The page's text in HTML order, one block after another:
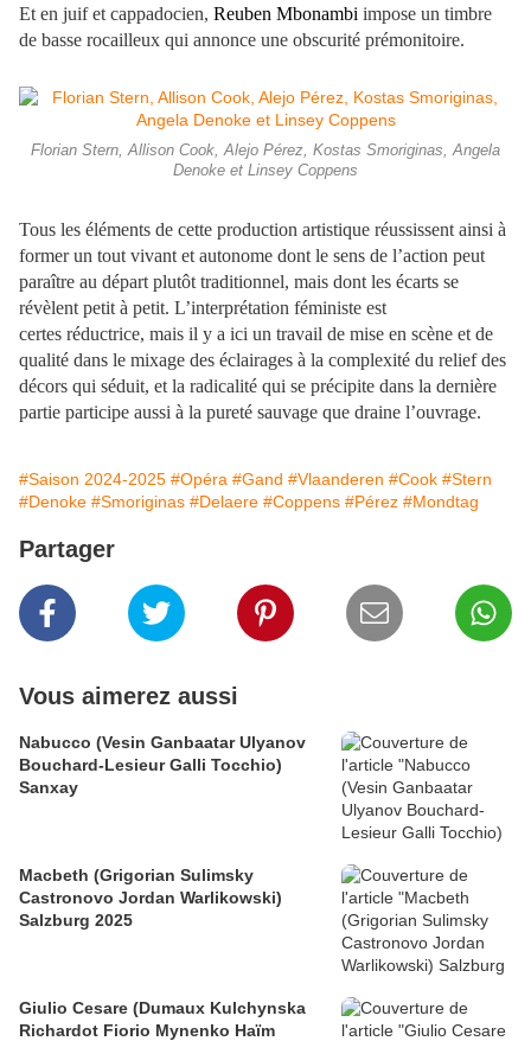
Et en juif et cappadocien, Reuben Mbonambi impose un timbre
de basse rocailleux qui annonce une obscurité prémonitoire.
Florian Stern, Allison Cook, Alejo Pérez, Kostas Smoriginas, Angela
Denoke et Linsey Coppens
Tous les éléments de cette production artistique réussissent ainsi à
former un tout vivant et autonome dont le sens de l’action peut
paraître au départ plutôt traditionnel, mais dont les écarts se
révèlent petit à petit. L’interprétation féministe est
certes réductrice, mais il y a ici un travail de mise en scène et de
qualité dans le mixage des éclairages à la complexité du relief des
décors qui séduit, et la radicalité qui se précipite dans la dernière
partie participe aussi à la pureté sauvage que draine l’ouvrage.
#Saison 2024-2025 #Opéra #Gand #Vlaanderen #Cook #Stern
#Denoke #Smoriginas #Delaere #Coppens #Pérez #Mondtag
Partager
Vous aimerez aussi
Nabucco (Vesin Ganbaatar Ulyanov
Bouchard-Lesieur Galli Tocchio)
Sanxay
Macbeth (Grigorian Sulimsky
Castronovo Jordan Warlikowski)
Salzburg 2025
Giulio Cesare (Dumaux Kulchynska
Richardot Fiorio Mynenko Haïm